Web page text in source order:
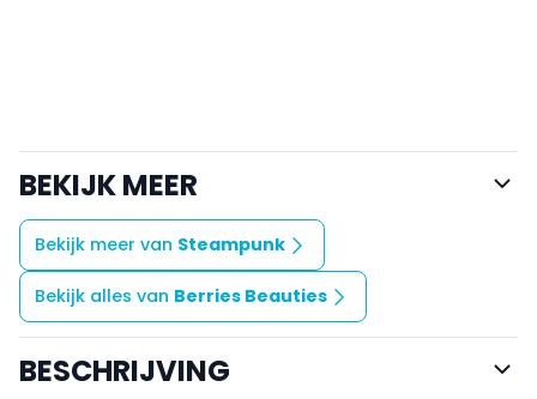
BEKIJK MEER
Bekijk meer van Steampunk
Bekijk alles van Berries Beauties
BESCHRIJVING